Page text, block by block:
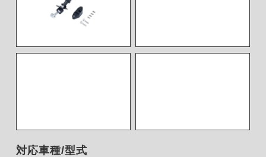
対応車種/型式